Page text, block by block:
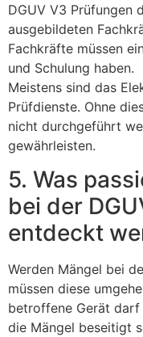
DGUV V3 Prüfungen
ausgebildeten
Fachkräfte müssen
und Schulung haben.
Meistens sind das
Prüfdienste. Ohne
nicht durchgeführt
gewährleisten.
5. Was
bei der
entdeckt
Werden Mängel bei
müssen diese
betroffene Gerät
die Mängel beseitigt